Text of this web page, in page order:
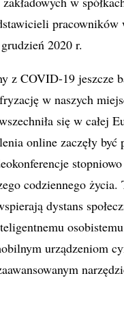
2020 r.
z COVID-19 jeszcze
w naszych
się w całej
online zaczęły być
stopniowo
codziennego życia.
dystans
urządzeniom